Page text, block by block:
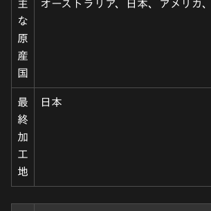
主
な
原
産
国
オーストラリア、日本、アメリカ
最
終
加
工
地
日本